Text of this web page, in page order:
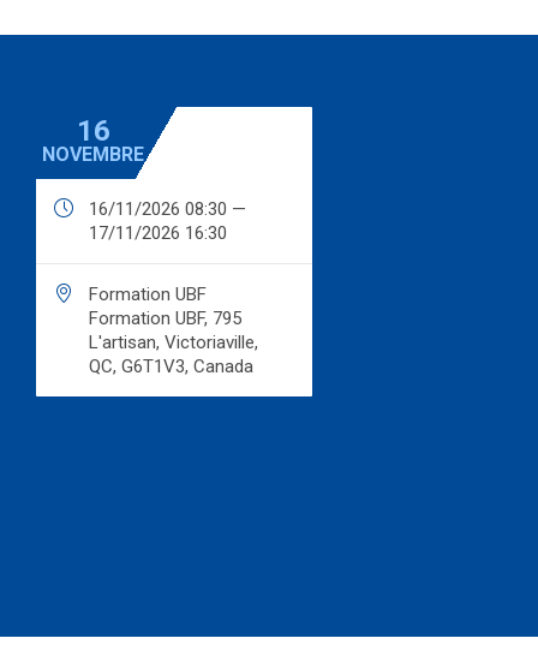
16
NOVEMBRE

16/11/2026 08:30 —
17/11/2026 16:30

Formation UBF
Formation UBF, 795
L'artisan, Victoriaville,
QC, G6T1V3, Canada